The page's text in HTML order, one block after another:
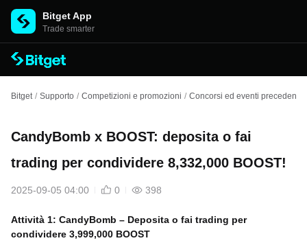
Bitget App
Trade smarter
Bitget / Supporto / Competizioni e promozioni / Concorsi ed eventi precedenti
CandyBomb x BOOST: deposita o fai
trading per condividere 8,332,000 BOOST!
2025-09-05 04:00 0 398
Attività 1: CandyBomb – Deposita o fai trading per
condividere 3,999,000 BOOST